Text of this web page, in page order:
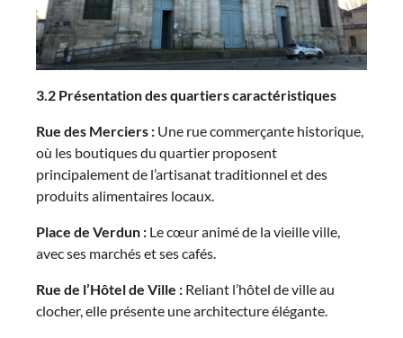
3.2 Présentation des quartiers caractéristiques
Rue des Merciers : Une rue commerçante historique,
où les boutiques du quartier proposent
principalement de l’artisanat traditionnel et des
produits alimentaires locaux.
Place de Verdun : Le cœur animé de la vieille ville,
avec ses marchés et ses cafés.
Rue de l’Hôtel de Ville : Reliant l’hôtel de ville au
clocher, elle présente une architecture élégante.